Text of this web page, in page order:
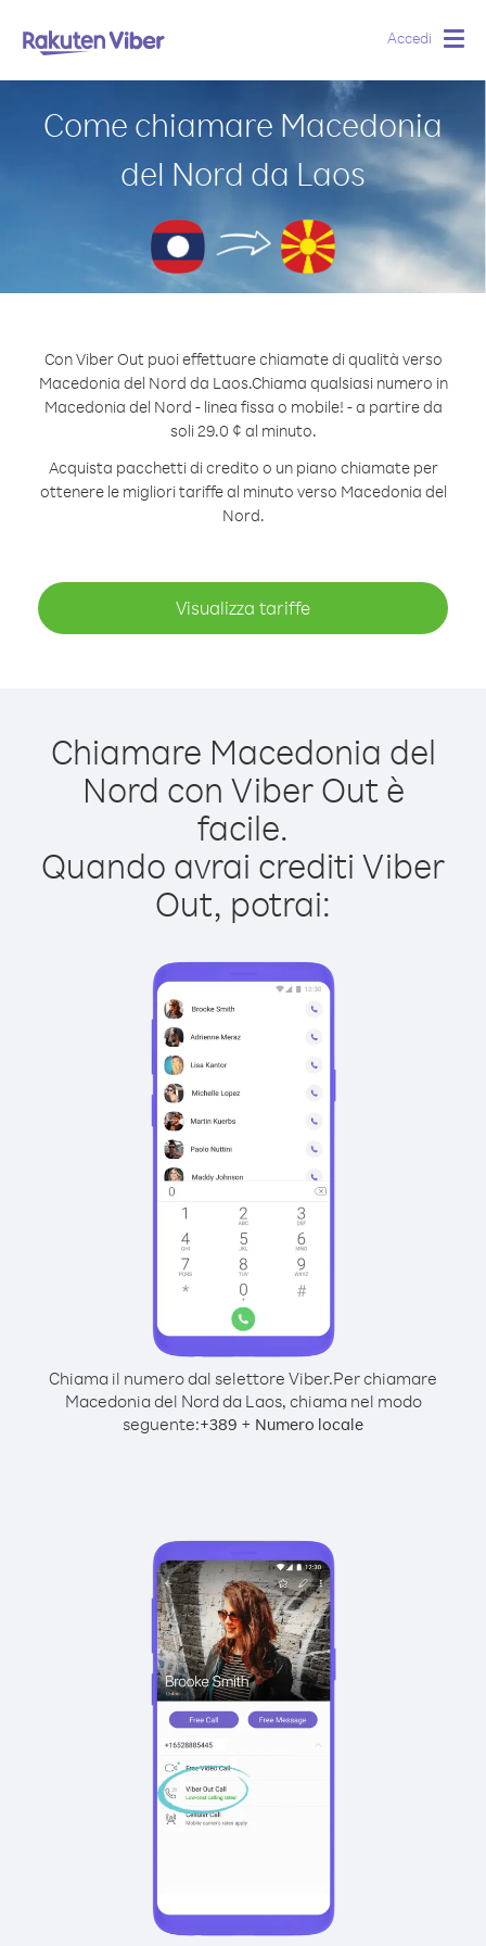
Accedi
Come chiamare Macedonia
del Nord da Laos
Con Viber Out puoi effettuare chiamate di qualità verso
Macedonia del Nord da Laos.Chiama qualsiasi numero in
Macedonia del Nord - linea fissa o mobile! - a partire da
soli 29.0 ¢ al minuto.
Acquista pacchetti di credito o un piano chiamate per
ottenere le migliori tariffe al minuto verso Macedonia del
Nord.
Visualizza tariffe
Chiamare Macedonia del
Nord con Viber Out è
facile.
Quando avrai crediti Viber
Out, potrai:
Chiama il numero dal selettore Viber.Per chiamare
Macedonia del Nord da Laos, chiama nel modo
seguente:+389 + Numero locale